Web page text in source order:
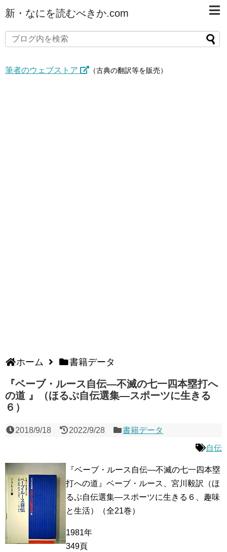
新・なにを読むべきか.com
筆者のウェブストア （古典の翻訳等を販売）
ホーム 書籍データ
『ベーブ・ルース自伝―不滅の七一四本塁打へ
の道 』（ほるぷ自伝選集―スポーツに生きる
６）
2018/9/18 2022/9/28 書籍データ
自伝
『ベーブ・ルース自伝―不滅の七一四本塁
打への道』ベーブ・ルース、宮川毅訳（ほ
るぷ自伝選集―スポーツに生きる６、趣味
と生活）（全21巻）
1981年
349頁